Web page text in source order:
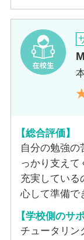
・単位取得サポー
スクーリング会場
会場：養父本校
ださい ／形態：
大教室1・小教室1
自習室
あり
PC台数
【総合評価】
自分の勉強の
っかり支えて
充実している
心して準備で
【学校側のサ
チュータリン